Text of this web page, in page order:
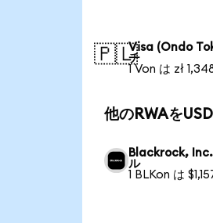
🇵🇱Visa (Ondo
チ
1 Von は zł
他のRWAを
Blackrock,
ル
1 BLKon は